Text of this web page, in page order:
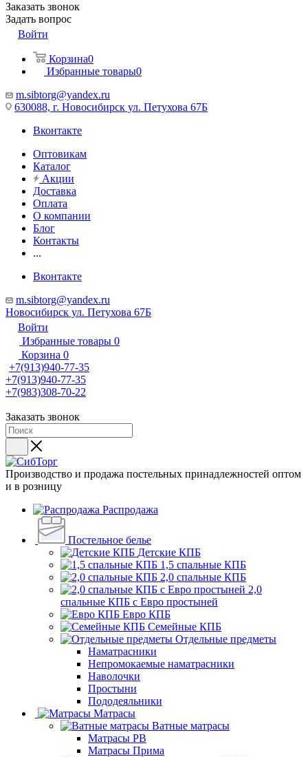
Заказать звонок
Задать вопрос
Войти
Корзина0
Избранные товары0
m.sibtorg@yandex.ru
630088, г. Новосибирск ул. Петухова 67Б
Вконтакте
Оптовикам
Каталог
Акции
Доставка
Оплата
О компании
Блог
Контакты
...
Вконтакте
m.sibtorg@yandex.ru
Новосибирск ул. Петухова 67Б
Войти
Избранные товары 0
Корзина 0
+7(913)940-77-35
+7(913)940-77-35
+7(983)308-70-22
Заказать звонок
Производство и продажа постельных принадлежностей оптом
и в розницу
Распродажа
Постельное белье
Детские КПБ
1,5 спальные КПБ
2,0 спальные КПБ
2,0
спальные КПБ с Евро простыней
Евро КПБ
Семейные КПБ
Отдельные предметы
Наматрасники
Непромокаемые наматрасники
Наволочки
Простыни
Пододеяльники
Матрасы
Ватные матрасы
Матрасы РВ
Матрасы Прима